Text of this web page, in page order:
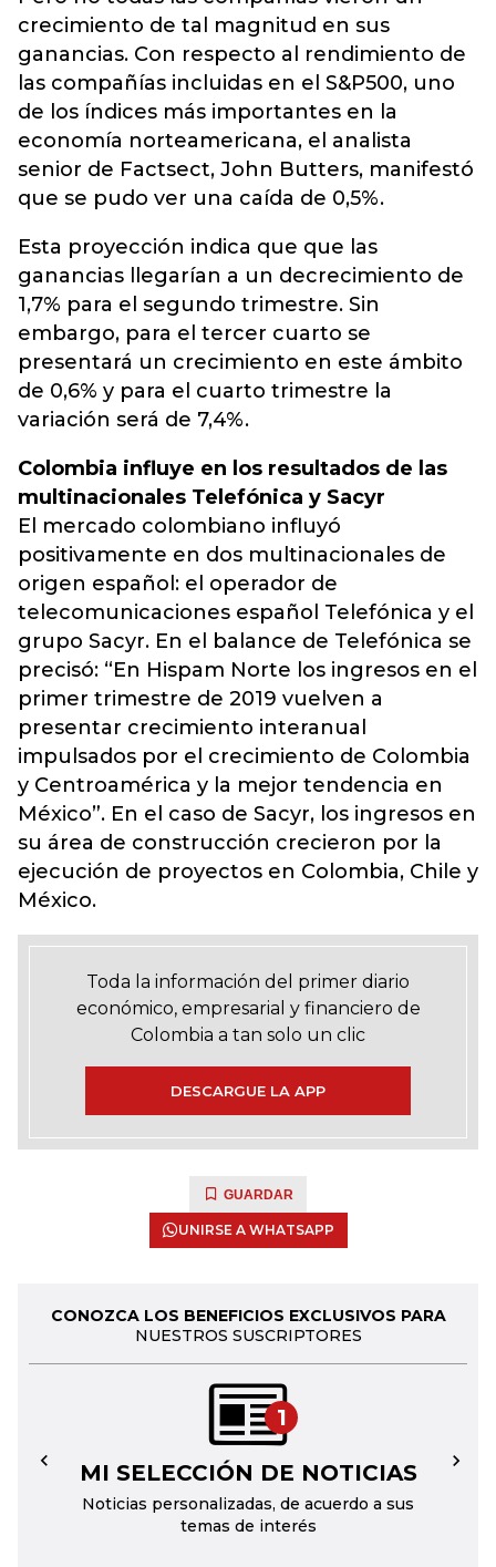
crecimiento de tal magnitud en sus
ganancias. Con respecto al rendimiento de
las compañías incluidas en el S&P500, uno
de los índices más importantes en la
economía norteamericana, el analista
senior de Factsect, John Butters, manifestó
que se pudo ver una caída de 0,5%.
Esta proyección indica que que las
ganancias llegarían a un decrecimiento de
1,7% para el segundo trimestre. Sin
embargo, para el tercer cuarto se
presentará un crecimiento en este ámbito
de 0,6% y para el cuarto trimestre la
variación será de 7,4%.
Colombia influye en los resultados de las
multinacionales Telefónica y Sacyr
El mercado colombiano influyó
positivamente en dos multinacionales de
origen español: el operador de
telecomunicaciones español Telefónica y el
grupo Sacyr. En el balance de Telefónica se
precisó: “En Hispam Norte los ingresos en el
primer trimestre de 2019 vuelven a
presentar crecimiento interanual
impulsados por el crecimiento de Colombia
y Centroamérica y la mejor tendencia en
México”. En el caso de Sacyr, los ingresos en
su área de construcción crecieron por la
ejecución de proyectos en Colombia, Chile y
México.
Toda la información del primer diario
económico, empresarial y financiero de
Colombia a tan solo un clic
DESCARGUE LA APP
GUARDAR
UNIRSE A WHATSAPP
CONOZCA LOS BENEFICIOS EXCLUSIVOS PARA
NUESTROS SUSCRIPTORES
1
MI SELECCIÓN DE NOTICIAS
Noticias personalizadas, de acuerdo a sus
temas de interés
← →